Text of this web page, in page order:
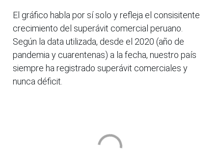
El gráfico habla por sí solo y refleja el consisitente
crecimiento del superávit comercial peruano.
Según la data utilizada, desde el 2020 (año de
pandemia y cuarentenas) a la fecha, nuestro país
siempre ha registrado superávit comerciales y
nunca déficit.